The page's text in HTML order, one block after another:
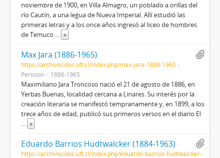
noviembre de 1900, en Villa Almagro, un poblado a orillas del
río Cautín, a una legua de Nueva Imperial. Allí estudió las
primeras letras y a los once años ingresó al liceo de hombres
de Temuco ... »
Max Jara (1886-1965)
https://archivocidoc.uft.cl/index.php/max-jara-1886-1965
Persoon
1886-1965
Maximiliano Jara Troncoso nació el 21 de agosto de 1886, en
Yerbas Buenas, localidad cercana a Linares. Su interés por la
creación literaria se manifestó tempranamente y, en 1899, a los
trece años de edad, publicó sus primeros versos en el diario El
... »
Eduardo Barrios Hudtwalcker (1884-1963)
https://archivocidoc.uft.cl/index.php/eduardo-barrios-hudtwalcker-